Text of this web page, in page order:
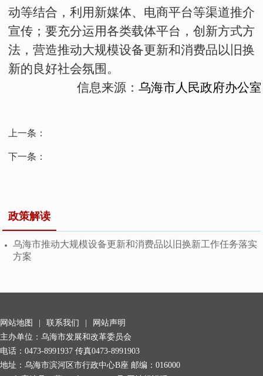
动等结合，利用新媒体、电商平台等渠道推介
宣传；要充分运用各类载体平台，创新方式方
法，营造推动大规模设备更新和消费品以旧换
新的良好社会氛围。
信息来源： 乌海市人民政府办公室
上一条：
下一条：
政策解读
乌海市推动大规模设备更新和消费品以旧换新工作任务落实
方案
网站地图 联系我们
网站声明
主办单位：乌海市发展和改革委员会
电话：0473-8991937 传真0473-8991903
地址：乌海市滨河区市行政中心B座 邮编：016000